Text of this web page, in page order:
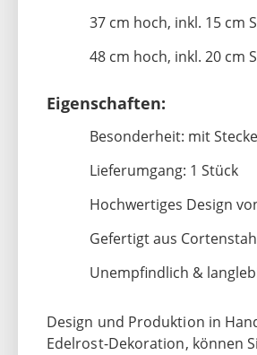
37 cm hoch, inkl. 15 cm
48 cm hoch, inkl. 20 cm
Eigenschaften:
Besonderheit: mit
Lieferumgang: 1 Stück
Hochwertiges Design
Gefertigt aus
Unempfindlich &
Design und Produktion in
Edelrost-Dekoration, können